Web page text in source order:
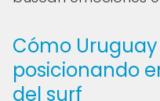
Cómo
posicionando
del surf